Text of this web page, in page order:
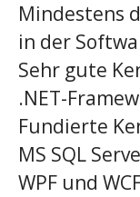
Mindestens
in der
Sehr gute
.NET-
Fundierte
MS SQL
WPF und